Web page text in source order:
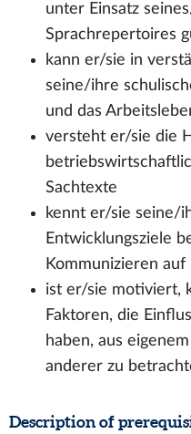
unter Einsatz
Sprachrepertoires
kann er/sie in
seine/ihre
und das
versteht er/sie die
Sachtexte
kennt er/sie seine/
Entwicklungsziele
Kommunizieren auf
ist er/sie motiviert,
Faktoren, die
haben, aus
anderer zu
Description of